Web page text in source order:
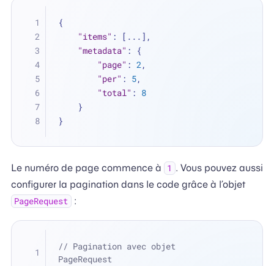
{
"items" : [ ... ] ,
"metadata" :
{
"page" : 2,
"per" : 5,
"total" : 8
}
}
Le numéro de page commence à 1 . Vous pouvez aussi
configurer la pagination dans le code grâce à l’objet
PageRequest :
// Pagination avec objet
PageRequest